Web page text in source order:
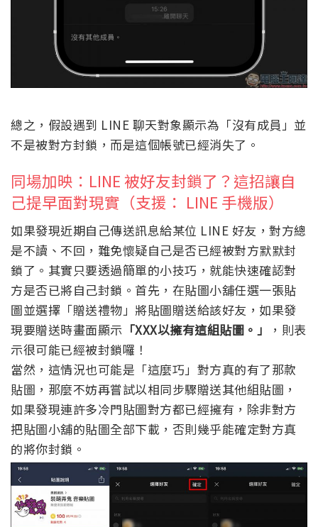
總之，假設遇到 LINE 聊天對象顯示為「沒有成員」並
不是被對方封鎖，而是這個帳號已經消失了。
同場加映：LINE 被好友封鎖了？這招讓自
己提早面對現實（支援： LINE 手機版）
如果發現近期自己傳送訊息給某位 LINE 好友，對方總
是不讀、不回，難免懷疑自己是否已經被對方默默封
鎖了。其實只要透過簡單的小技巧，就能快速確認對
方是否已將自己封鎖。首先，在貼圖小舖任選一張貼
圖並選擇「贈送禮物」將貼圖贈送給該好友，如果發
現要贈送時畫面顯示 「XXX以擁有這組貼圖。」
，則表
示很可能已經被封鎖囉！
當然，這情況也可能是「這麼巧」對方真的有了那款
貼圖，那麼不妨再嘗試以相同步驟贈送其他組貼圖，
如果發現連許多冷門貼圖對方都已經擁有，除非對方
把貼圖小舖的貼圖全部下載，否則幾乎能確定對方真
的將你封鎖。